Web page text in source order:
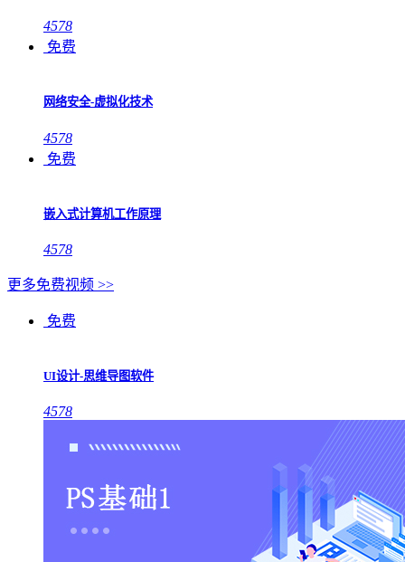
4578
免费
网络安全-虚拟化技术
4578
免费
嵌入式计算机工作原理
4578
更多免费视频 >>
免费
UI设计-思维导图软件
4578